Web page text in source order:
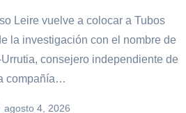
Leire vuelve a colocar a Tubos
la investigación con el nombre de
consejero independiente de
compañía…
agosto 4, 2026